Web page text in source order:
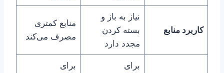
کاربرد منابع
نیاز به باز و
بسته کردن
مجدد دارد
منابع کمتری
مصرف می‌کند
برای
برای